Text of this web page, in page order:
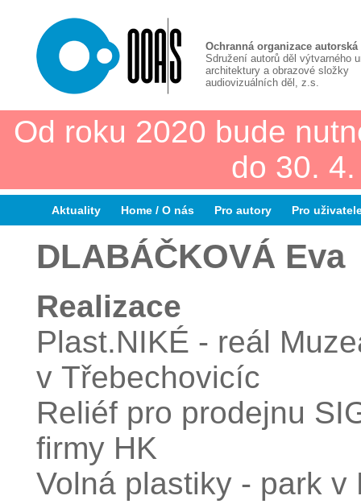
Ochranná organizace autorská
Sdružení autorů děl výtvarného
architektury a obrazové složky
audiovizuálních děl, z.s.
Od roku 2020 bude
do 30.
Aktuality Home / O nás Pro autory Pro
DLABÁČKOVÁ Eva
Realizace
Plast.NIKÉ - reál
v Třebechovicíc
Reliéf pro prodejnu
firmy HK
Volná plastiky - park v